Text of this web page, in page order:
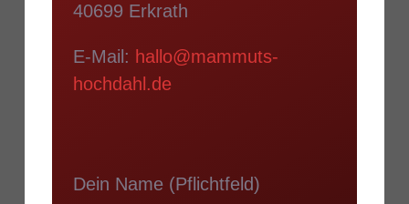
40699 Erkrath
E-Mail: hallo@mammuts-
hochdahl.de
Dein Name (Pflichtfeld)